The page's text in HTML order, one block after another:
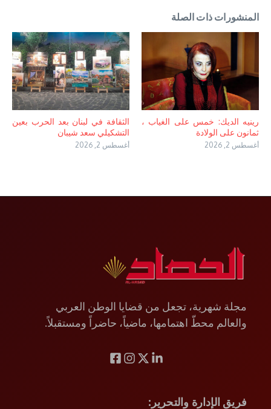
المنشورات ذات الصلة
رينيه الديك: خمس على الغياب ،
ثمانون على الولادة
أغسطس 2, 2026
الثقافة في لبنان بعد الحرب بعين
التشكيلي سعد شيبان
أغسطس 2, 2026
مجلة شهرية، تجعل من قضايا الوطن العربي
والعالم محطّ اهتمامها، ماضياً، حاضراً ومستقبلاً.
فريق الإدارة والتحرير :